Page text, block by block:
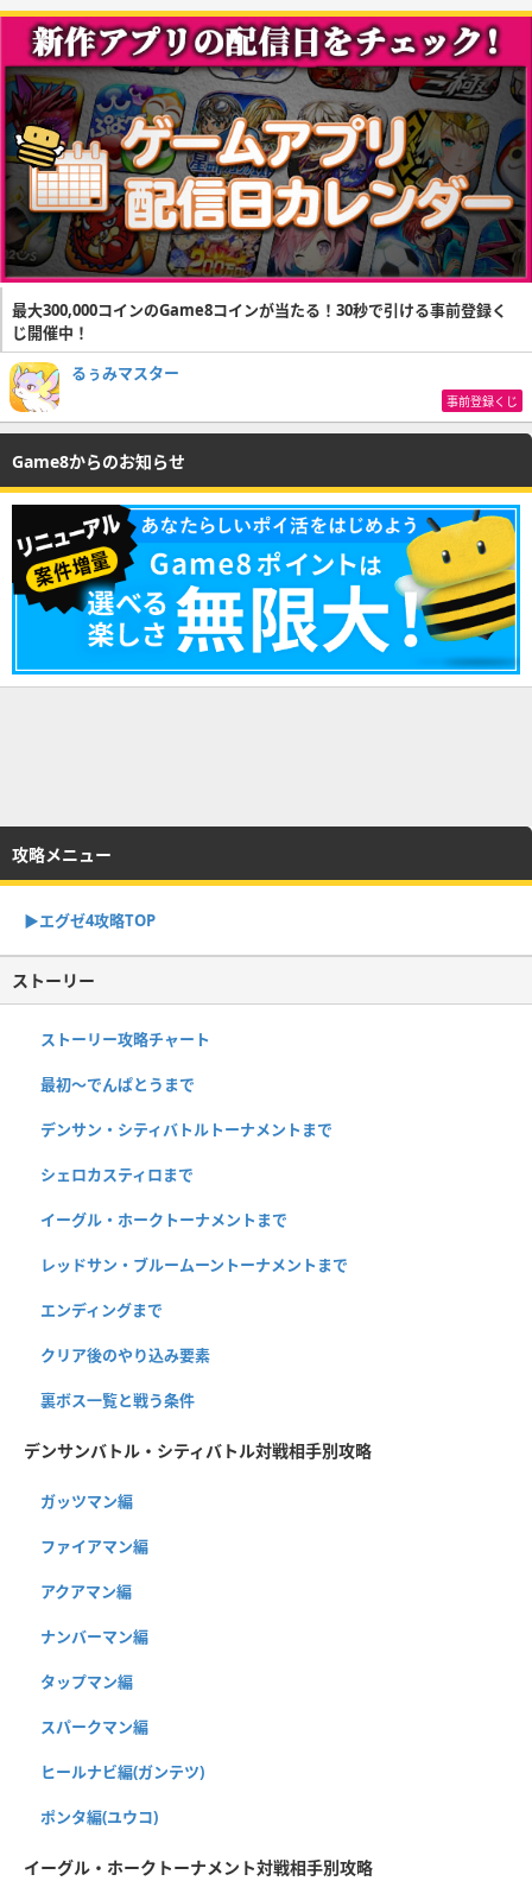
最大300,000コインのGame8コインが当たる！30秒で引ける事前登録く
じ開催中！
るぅみマスター
事前登録くじ
Game8からのお知らせ
攻略メニュー
▶︎エグゼ4攻略TOP
ストーリー
ストーリー攻略チャート
最初～でんぱとうまで
デンサン・シティバトルトーナメントまで
シェロカスティロまで
イーグル・ホークトーナメントまで
レッドサン・ブルームーントーナメントまで
エンディングまで
クリア後のやり込み要素
裏ボス一覧と戦う条件
デンサンバトル・シティバトル対戦相手別攻略
ガッツマン編
ファイアマン編
アクアマン編
ナンバーマン編
タップマン編
スパークマン編
ヒールナビ編(ガンテツ)
ポンタ編(ユウコ)
イーグル・ホークトーナメント対戦相手別攻略